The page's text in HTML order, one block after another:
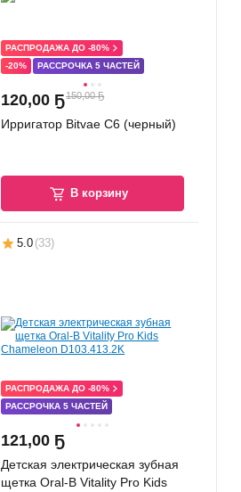
-20% РАССРОЧКА 5 ЧАСТЕЙ
РАСПРОДАЖА ДО -80%
120,00 Ҕ150,00 Ҕ
Ирригатор Bitvae C6 (черный)
В корзину
5.0 (33)
РАССРОЧКА 5 ЧАСТЕЙ
РАСПРОДАЖА ДО -80%
121,00 Ҕ
Детская электрическая зубная
щетка Oral-B Vitality Pro Kids